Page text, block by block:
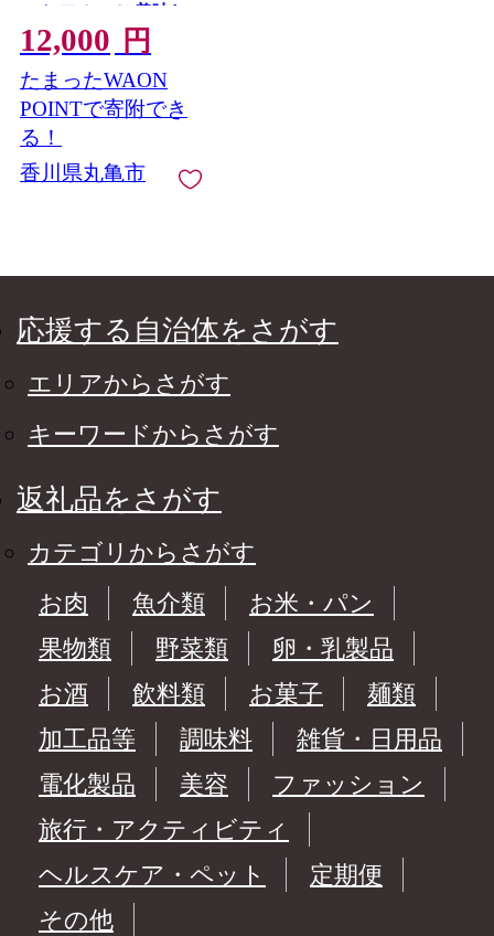
ーム フルーツ 美味し
い ミルク アールグレ
イ 桃のジェラート 4個
セット お菓子 スイー
ツ フルーツ 桃 ピーチ
ミチカケ製果店 香川
県 丸亀市
12,000 円
たまったWAON
POINTで寄附でき
る！
香川県丸亀市
応援する自治体をさがす
エリアからさがす
キーワードからさがす
返礼品をさがす
カテゴリからさがす
お肉
魚介類
お米・パン
果物類
野菜類
卵・乳製品
お酒
飲料類 お菓子
麺類
加工品等
調味料
雑貨・日用品
電化製品
美容
ファッション
旅行・アクティビティ
ヘルスケア・ペット
定期便
その他